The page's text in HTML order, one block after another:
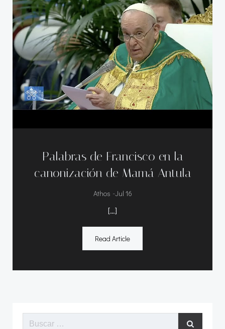
Palabras de Francisco en la
canonización de Mamá Antula
Athos -Jul 16
[…]
Read Article
Buscar: